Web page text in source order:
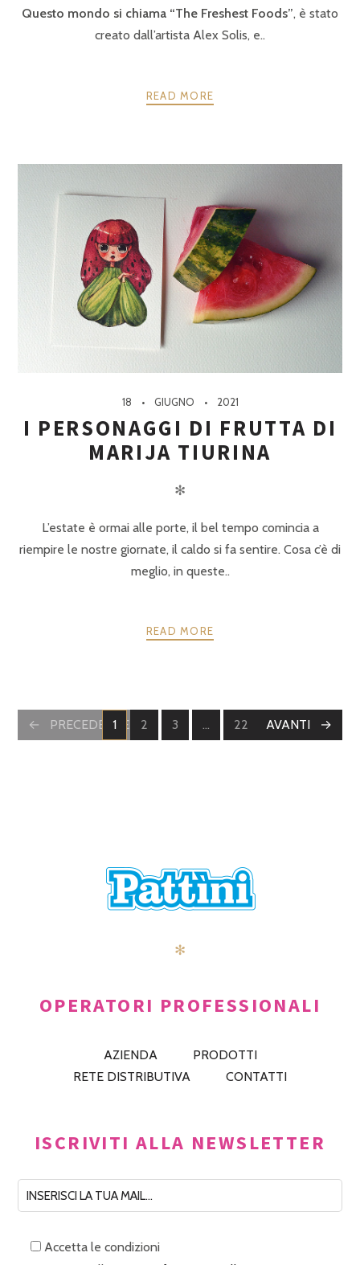
Questo mondo si chiama “The Freshest Foods”, è stato
creato dall’artista Alex Solis, e..
READ MORE
18 GIUGNO 2021
I PERSONAGGI DI FRUTTA DI
MARIJA TIURINA
✻
L’estate è ormai alle porte, il bel tempo comincia a
riempire le nostre giornate, il caldo si fa sentire. Cosa c’è di
meglio, in queste..
READ MORE
POSTS
NAVIGATION
PRECEDENTEPAGINE
1 PAGINE
2 PAGINE
3 … PAGINE
22 AVANTI
✻
OPERATORI PROFESSIONALI
AZIENDA
PRODOTTI
RETE DISTRIBUTIVA
CONTATTI
ISCRIVITI ALLA NEWSLETTER
Accetta le condizioni